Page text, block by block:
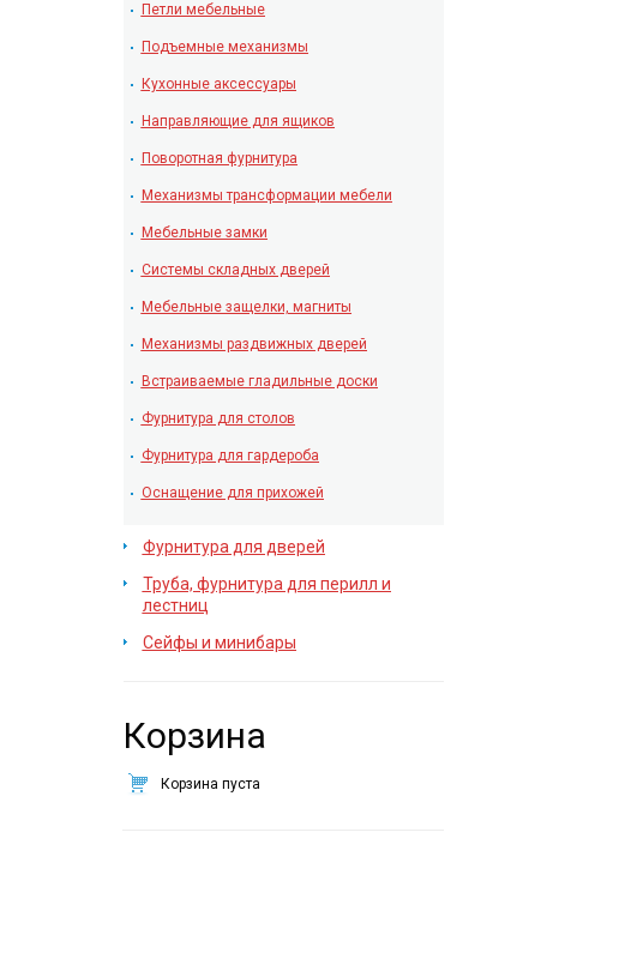
Петли мебельные
Подъемные механизмы
Кухонные аксессуары
Направляющие для ящиков
Поворотная фурнитура
Механизмы трансформации мебели
Мебельные замки
Системы складных дверей
Мебельные защелки, магниты
Механизмы раздвижных дверей
Встраиваемые гладильные доски
Фурнитура для столов
Фурнитура для гардероба
Оснащение для прихожей
Фурнитура для дверей
Труба, фурнитура для перилл и
лестниц
Сейфы и минибары
Корзина
Корзина пуста